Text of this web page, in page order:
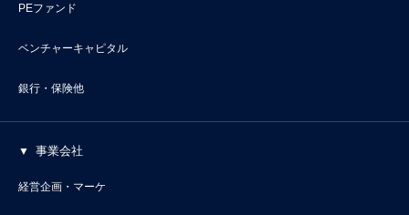
PEファンド
ベンチャーキャピタル
銀行・保険他
事業会社
経営企画・マーケ